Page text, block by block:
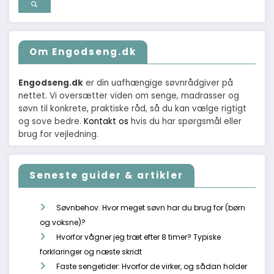
Om Engodseng.dk
Engodseng.dk er din uafhængige søvnrådgiver på
nettet. Vi oversætter viden om senge, madrasser og
søvn til konkrete, praktiske råd, så du kan vælge rigtigt
og sove bedre. Kontakt os hvis du har spørgsmål eller
brug for vejledning.
Seneste guider & artikler
Søvnbehov: Hvor meget søvn har du brug for (børn
og voksne)?
Hvorfor vågner jeg træt efter 8 timer? Typiske
forklaringer og næste skridt
Faste sengetider: Hvorfor de virker, og sådan holder